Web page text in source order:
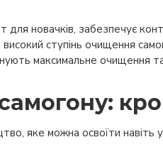
для новачків, забезпечує
ступінь очищення
максимальне очищення
яке можна освоїти навіть